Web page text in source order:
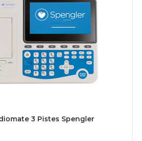
3 Pistes Spengler